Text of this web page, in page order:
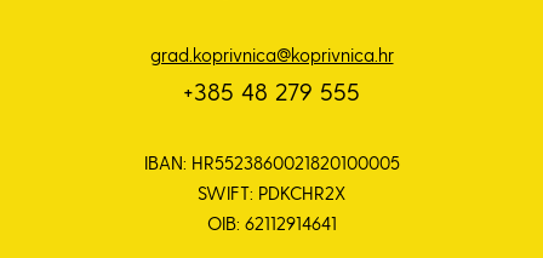
grad.koprivnica@koprivnica.hr
+385 48 279 555
IBAN: HR5523860021820100005
SWIFT: PDKCHR2X
OIB: 62112914641